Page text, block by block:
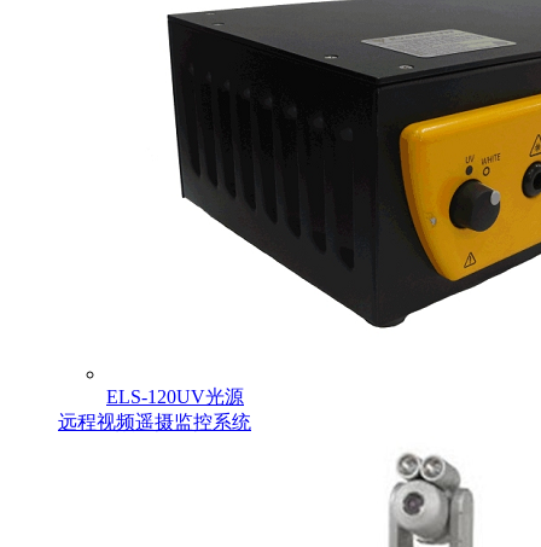
ELS-120UV光源
远程视频遥摄监控系统